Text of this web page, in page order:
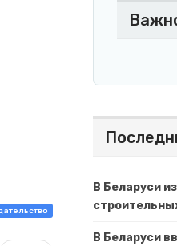
В Беларуси
В Беларуси